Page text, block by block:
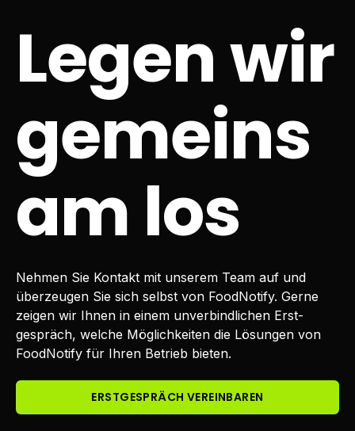
Legen wir
gemeins
am los
Nehmen Sie Kontakt mit unserem Team auf und
überzeugen Sie sich selbst von FoodNotify. Gerne
zeigen wir Ihnen in einem unverbindlichen Erst­
gespräch, welche Möglichkeiten die Lösungen von
FoodNotify für Ihren Betrieb bieten.
ERSTGESPRÄCH VEREINBAREN